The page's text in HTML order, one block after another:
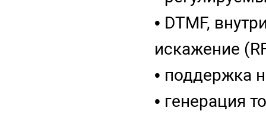
• DTMF,
искажение
• поддержка
• генерация